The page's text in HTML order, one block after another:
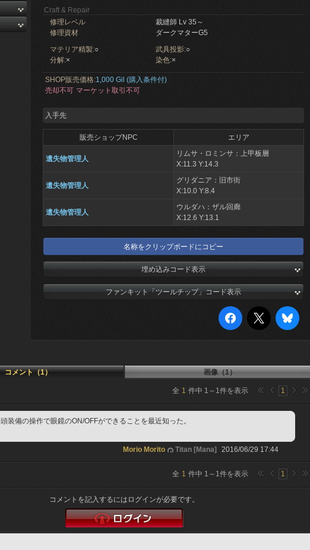
Craft & Repair
修理レベル
裁縫師 Lv 35～
修理資材
ダークマターG5
マテリア精製:○ 武具投影:○
分解:× 染色:×
SHOP販売価格:1,000 Gil (購入条件付)
売却不可 マーケット取引不可
入手先
販売ショップNPC エリア
遺失物管理人
リムサ・ロミンサ：上甲板層
X:11.3 Y:14.3
遺失物管理人
グリダニア：旧市街
X:10.0 Y:8.4
遺失物管理人
ウルダハ：ザル回廊
X:12.6 Y:13.1
名称をクリップボードにコピー
埋め込みコード表示
ファンキット「ツールチップ」コード表示
コメント（1） 画像（1）
全 1 件中 1 ～ 1件を表示 1
頭装備の操作で眼鏡のON/OFFができることを最近知った。
Morio Morito Titan [Mana] 2016/06/29 17:44
全 1 件中 1 ～ 1件を表示 1
コメントを記入するにはログインが必要です。